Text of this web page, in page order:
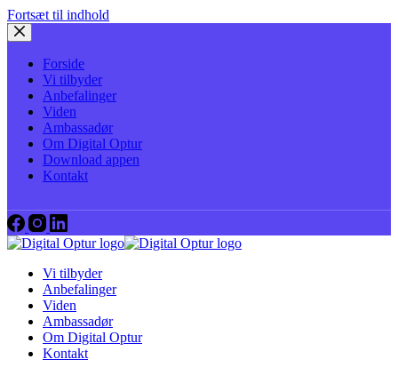
Fortsæt til indhold
Forside
Vi tilbyder
Anbefalinger
Viden
Ambassadør
Om Digital Optur
Download appen
Kontakt
Vi tilbyder
Anbefalinger
Viden
Ambassadør
Om Digital Optur
Kontakt